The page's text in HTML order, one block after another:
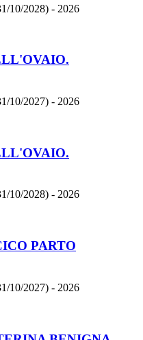
10/2028) - 2026
10/2027) - 2026
10/2028) - 2026
PARTO
10/2027) - 2026